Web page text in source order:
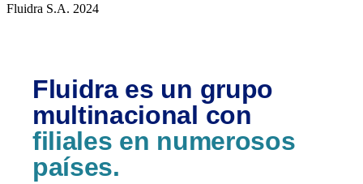
Fluidra S.A. 2024
Fluidra es un grupo
multinacional con
filiales en numerosos
países.